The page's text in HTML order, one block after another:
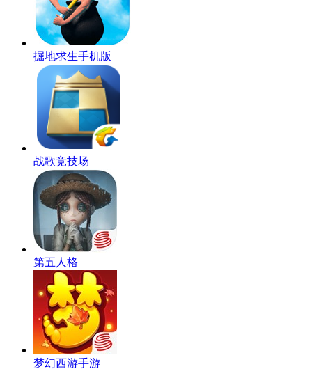
掘地求生手机版
战歌竞技场
第五人格
梦幻西游手游